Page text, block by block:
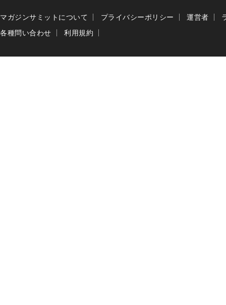
マガジンサミットについて プライバシーポリシー 運営者
各種問い合わせ
利用規約